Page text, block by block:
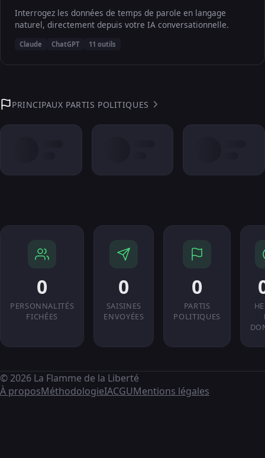
Interrogez les données de temps de parole en langage
naturel, directement depuis votre IA conversationnelle.
Claude ChatGPT 11 outils
PRINCIPAUX PARTIS POLITIQUES
0
PERSONNALITÉS
FICHÉES
0
SAISINES
ENVOYÉES
0
PARTIS
POLITIQUES
© 2026 La Flamme de la Liberté
À proposMéthodologieIACGUMentions légales